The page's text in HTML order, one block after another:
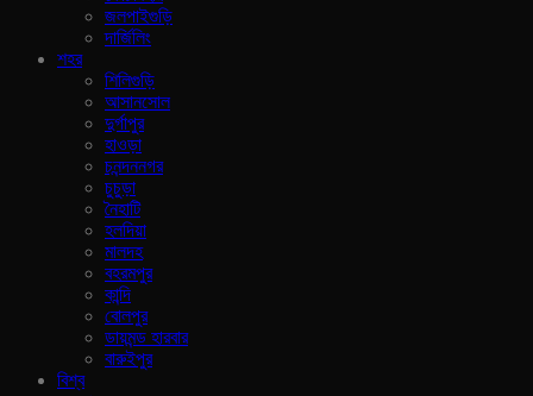
জলপাইগুড়ি
দার্জিলিং
শহর
শিলিগুড়ি
আসানসোল
দুর্গাপুর
হাওড়া
চনন্দননগর
চুচুড়া
নৈহাটি
হলদিয়া
মালদহ
বহরমপুর
কান্দি
বোলপুর
ডায়মন্ড হারবার
বারুইপুর
বিশ্ব